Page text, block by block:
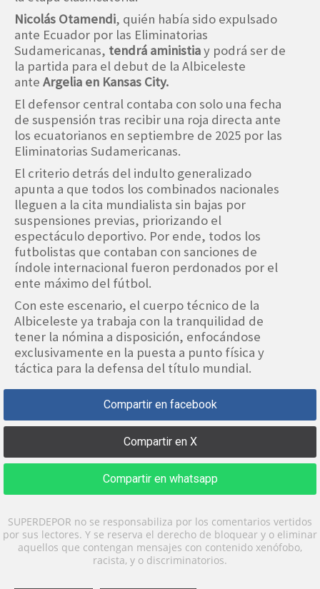
Nicolás Otamendi, quién había sido expulsado
ante Ecuador por las Eliminatorias
Sudamericanas, tendrá aministiay podrá ser de
la partida para el debut de la Albiceleste
ante Argelia en Kansas City.
El defensor central contaba con solo una fecha
de suspensión tras recibir una roja directa ante
los ecuatorianos en septiembre de 2025 por las
Eliminatorias Sudamericanas.
El criterio detrás del indulto generalizado
apunta a que todos los combinados nacionales
lleguen a la cita mundialista sin bajas por
suspensiones previas, priorizando el
espectáculo deportivo. Por ende, todos los
futbolistas que contaban con sanciones de
índole internacional fueron perdonados por el
ente máximo del fútbol.
Con este escenario, el cuerpo técnico de la
Albiceleste ya trabaja con la tranquilidad de
tener la nómina a disposición, enfocándose
exclusivamente en la puesta a punto física y
táctica para la defensa del título mundial.
Compartir en facebook
Compartir en X
Compartir en whatsapp
SUPERDEPOR no se responsabiliza por los comentarios vertidos
por sus lectores. Y se reserva el derecho de bloquear y o eliminar
aquellos que contengan mensajes con contenido xenófobo,
racista, y o discriminatorios.